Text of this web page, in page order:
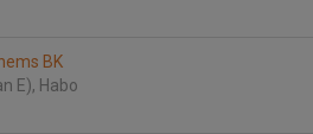
BK
E), Habo